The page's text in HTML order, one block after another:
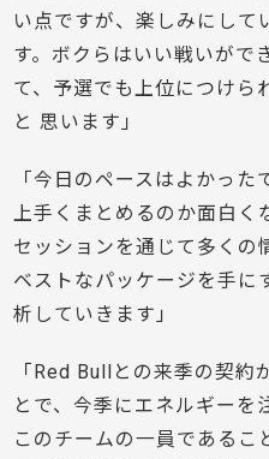
い点ですが、楽しみにして
す。ボクらはいい戦いがで
て、予選でも上位につけら
と 思います」
「今日のペースはよかっ
上手くまとめるのか面白く
セッションを通じて多くの
ベストなパッケージを手に
析していきます」
「Red Bullとの来季の契約
とで、今季にエネルギーを
このチームの一員であるこ